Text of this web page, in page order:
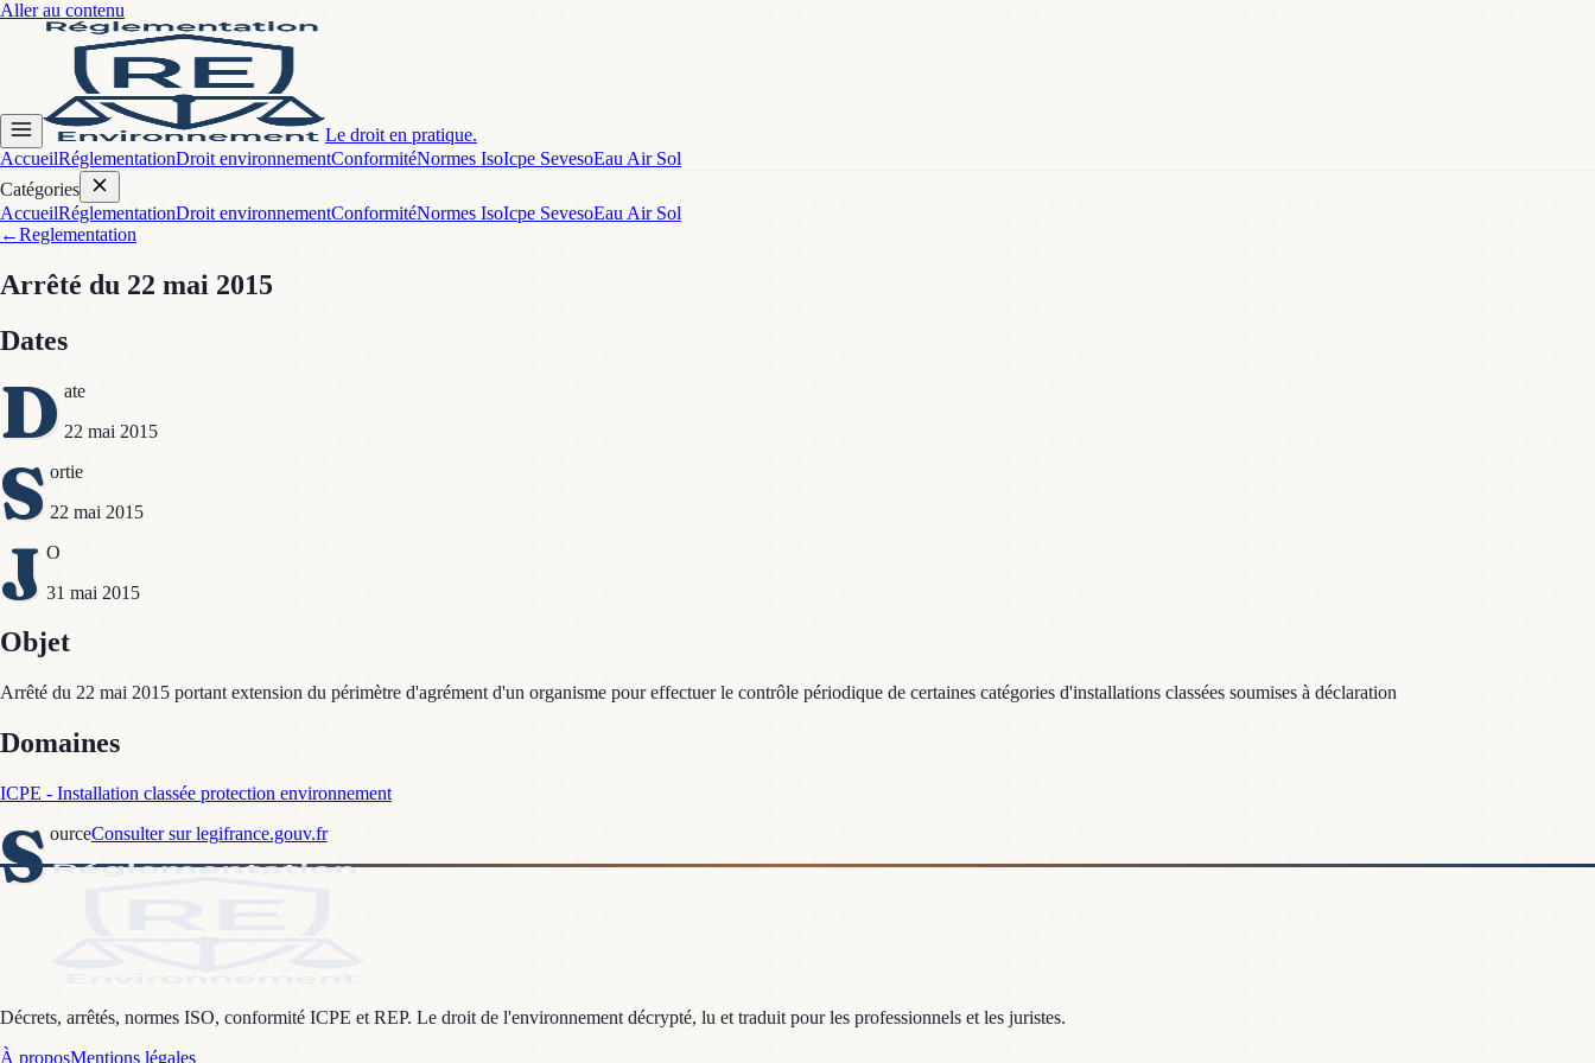
Aller au contenu
Le droit en pratique.
AccueilRéglementationDroit environnementConformitéNormes IsoIcpe SevesoEau Air Sol
Catégories
AccueilRéglementationDroit environnementConformitéNormes IsoIcpe SevesoEau Air Sol
←Reglementation
Arrêté du 22 mai 2015
Dates
D ate
22 mai 2015
S ortie
22 mai 2015
J O
31 mai 2015
Objet
Arrêté du 22 mai 2015 portant extension du périmètre d'agrément d'un organisme pour effectuer le contrôle périodique de certaines catégories d'installations classées soumises à déclaration
Domaines
ICPE - Installation classée protection environnement
S ourceConsulter sur legifrance.gouv.fr
Décrets, arrêtés, normes ISO, conformité ICPE et REP. Le droit de l'environnement décrypté, lu et traduit pour les professionnels et les juristes.
À proposMentions légales